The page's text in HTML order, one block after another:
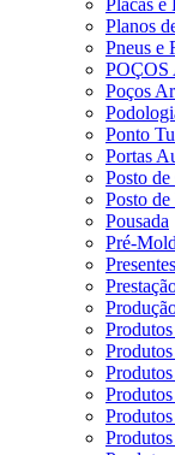
Placas e
Planos
Pneus e
Poços
Ponto
Portas
Posto
Posto
Pousada
Pré-
Presentes